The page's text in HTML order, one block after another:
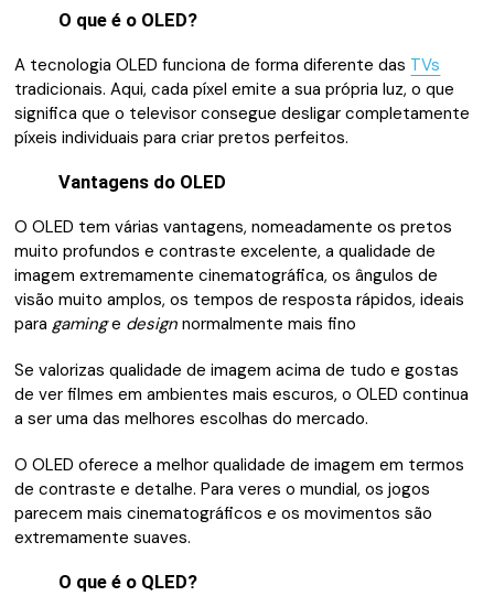
O que é o OLED?
A tecnologia OLED funciona de forma diferente das TVs
tradicionais. Aqui, cada píxel emite a sua própria luz, o que
significa que o televisor consegue desligar completamente
píxeis individuais para criar pretos perfeitos.
Vantagens do OLED
O OLED tem várias vantagens, nomeadamente os pretos
muito profundos e contraste excelente, a qualidade de
imagem extremamente cinematográfica, os ângulos de
visão muito amplos, os tempos de resposta rápidos, ideais
paragaminge design normalmente mais fino
Se valorizas qualidade de imagem acima de tudo e gostas
de ver filmes em ambientes mais escuros, o OLED continua
a ser uma das melhores escolhas do mercado.
O OLED oferece a melhor qualidade de imagem em termos
de contraste e detalhe. Para veres o mundial, os jogos
parecem mais cinematográficos e os movimentos são
extremamente suaves.
O que é o QLED?